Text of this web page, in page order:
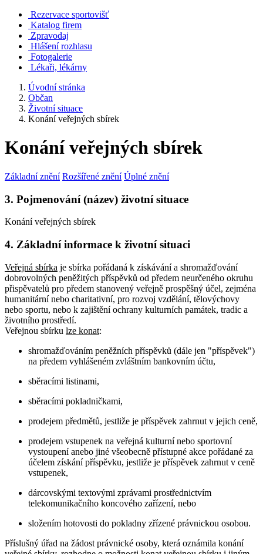
Rezervace sportovišť
Katalog firem
Zpravodaj
Hlášení rozhlasu
Fotogalerie
Lékaři, lékárny
Úvodní stránka
Občan
Životní situace
Konání veřejných sbírek
Konání veřejných sbírek
Základní znění Rozšířené znění Úplné znění
3. Pojmenování (název) životní situace
Konání veřejných sbírek
4. Základní informace k životní situaci
Veřejná sbírka je sbírka pořádaná k získávání a shromažďování
dobrovolných peněžitých příspěvků od předem neurčeného okruhu
přispěvatelů pro předem stanovený veřejně prospěšný účel, zejména
humanitární nebo charitativní, pro rozvoj vzdělání, tělovýchovy
nebo sportu, nebo k zajištění ochrany kulturních památek, tradic a
životního prostředí.
Veřejnou sbírku lze konat:
shromažďováním peněžních příspěvků (dále jen "příspěvek")
na předem vyhlášeném zvláštním bankovním účtu,
sběracími listinami,
sběracími pokladničkami,
prodejem předmětů, jestliže je příspěvek zahrnut v jejich ceně,
prodejem vstupenek na veřejná kulturní nebo sportovní
vystoupení anebo jiné všeobecně přístupné akce pořádané za
účelem získání příspěvku, jestliže je příspěvek zahrnut v ceně
vstupenek,
dárcovskými textovými zprávami prostřednictvím
telekomunikačního koncového zařízení, nebo
složením hotovosti do pokladny zřízené právnickou osobou.
Příslušný úřad na žádost právnické osoby, která oznámila konání